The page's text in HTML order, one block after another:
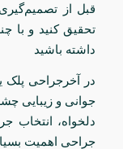
قبل از
تحقیق کنید و با
داشته باشید
در آخرجراحی پلک
جوانی و زیبایی
دلخواه،
جراحی اهمیت